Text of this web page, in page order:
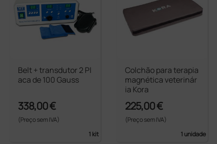
Belt + transdutor 2 Pl
aca de 100 Gauss
338,00 €
(Preço sem IVA)
1 kit
Colchão para terapia
magnética veterinár
ia Kora
225,00 €
(Preço sem IVA)
1 unidade